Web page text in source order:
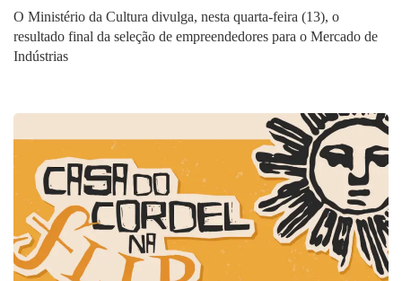
O Ministério da Cultura divulga, nesta quarta-feira (13), o
resultado final da seleção de empreendedores para o Mercado de
Indústrias